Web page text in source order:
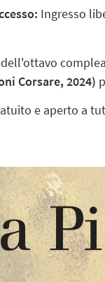
Ingresso
Corsare, 2024)
e aperto a